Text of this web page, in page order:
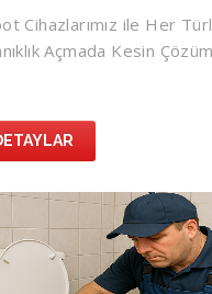
Cihazlarımız ile Her
Açmada Kesin Çözüm